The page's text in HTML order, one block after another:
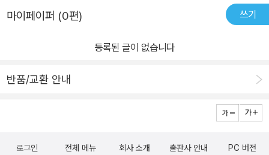
(John Griffin), Hibernate Search in Action의 저자 -----------
------------------------------------------------------------
마이페이퍼 (0편) 쓰기
등록된 글이 없습니다
반품/교환 안내
로그인 전체 메뉴 회사 소개 출판사 안내 PC 버전